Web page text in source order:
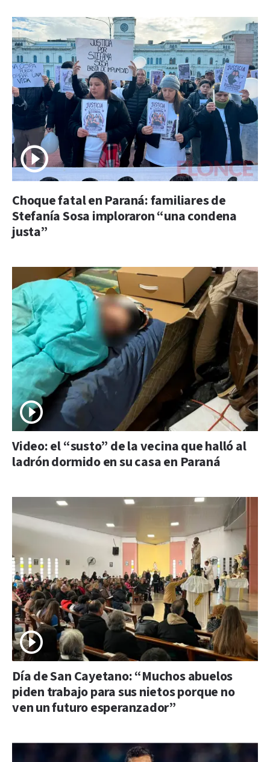
Choque fatal en Paraná: familiares de
Stefanía Sosa imploraron “una condena
justa”
Video: el “susto” de la vecina que halló al
ladrón dormido en su casa en Paraná
Día de San Cayetano: “Muchos abuelos
piden trabajo para sus nietos porque no
ven un futuro esperanzador”